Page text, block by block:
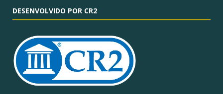
DESENVOLVIDO POR CR2